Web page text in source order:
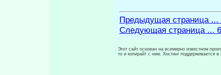
Предыдущая страница ...
Следующая страница ...
Этот сайт основан на всемирно известном
то и копирайт с ним. Хостинг поддерживается